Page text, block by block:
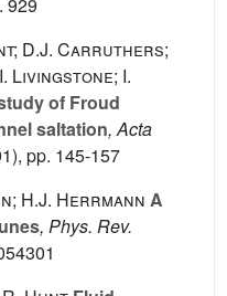
D.J. Carruthers;
Livingstone; I.
of Froud
saltation, Acta
pp. 145-157
H.J. Herrmann A
, Phys. Rev.